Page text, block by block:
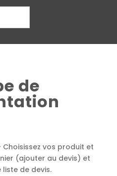
de
vos produit et
(ajouter au devis) et
liste de devis.